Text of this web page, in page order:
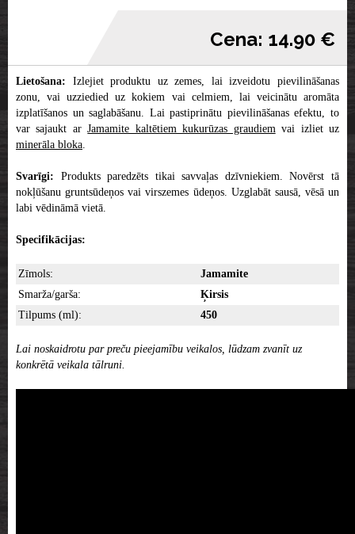
Cena: 14.90 €
Lietošana: Izlejiet produktu uz zemes, lai izveidotu pievilināšanas
zonu, vai uzziedied uz kokiem vai celmiem, lai veicinātu aromāta
izplatīšanos un saglabāšanu. Lai pastiprinātu pievilināšanas efektu, to
var sajaukt arJamamite kaltētiem kukurūzas graudiemvai izliet uz
minerāla bloka.
Svarīgi: Produkts paredzēts tikai savvaļas dzīvniekiem. Novērst tā
nokļūšanu gruntsūdeņos vai virszemes ūdeņos. Uzglabāt sausā, vēsā un
labi vēdināmā vietā.
Specifikācijas:
Zīmols:
Jamamite
Smarža/garša:
Ķirsis
Tilpums (ml):
450
Lai noskaidrotu par preču pieejamību veikalos, lūdzam zvanīt uz
konkrētā veikala tālruni.